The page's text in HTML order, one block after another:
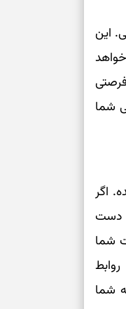
این
شما
اگر
دست
شما
شما